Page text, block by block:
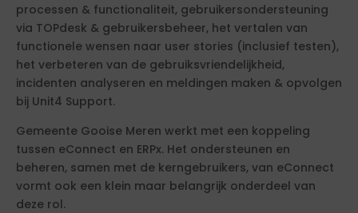
processen & functionaliteit, gebruikersondersteuning
via TOPdesk & gebruikersbeheer, het vertalen van
functionele wensen naar user stories (inclusief testen),
het verbeteren van de gebruiksvriendelijkheid,
incidenten analyseren en meldingen maken & opvolgen
bij Unit4 Support.
Gemeente Gooise Meren werkt met een koppeling
tussen eConnect en ERPx. Het ondersteunen en
beheren, samen met de kerngebruikers, van eConnect
vormt ook een klein maar belangrijk onderdeel van
deze rol.